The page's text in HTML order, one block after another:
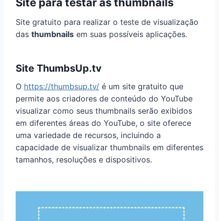
Site para testar as thumbnails
Site gratuito para realizar o teste de visualização
das thumbnails em suas possíveis aplicações.
Site ThumbsUp.tv
O https://thumbsup.tv/ é um site gratuito que
permite aos criadores de conteúdo do YouTube
visualizar como seus thumbnails serão exibidos
em diferentes áreas do YouTube, o site oferece
uma variedade de recursos, incluindo a
capacidade de visualizar thumbnails em diferentes
tamanhos, resoluções e dispositivos.